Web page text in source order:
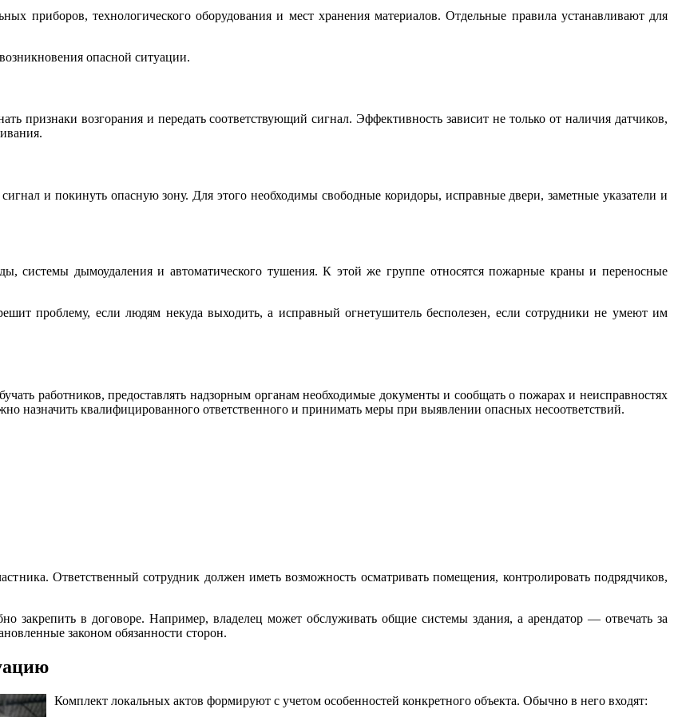
приборов, технологического оборудования и мест хранения материалов. Отдельные правила устанавливают для
опасной ситуации.
признаки возгорания и передать соответствующий сигнал. Эффективность зависит не только от наличия датчиков,
и покинуть опасную зону. Для этого необходимы свободные коридоры, исправные двери, заметные указатели и
системы дымоудаления и автоматического тушения. К этой же группе относятся пожарные краны и переносные
проблему, если людям некуда выходить, а исправный огнетушитель бесполезен, если сотрудники не умеют им
работников, предоставлять надзорным органам необходимые документы и сообщать о пожарах и неисправностях
назначить квалифицированного ответственного и принимать меры при выявлении опасных несоответствий.
Ответственный сотрудник должен иметь возможность осматривать помещения, контролировать подрядчиков,
закрепить в договоре. Например, владелец может обслуживать общие системы здания, а арендатор — отвечать за
законом обязанности сторон.
Комплект локальных актов формируют с учетом особенностей конкретного объекта. Обычно в него входят: